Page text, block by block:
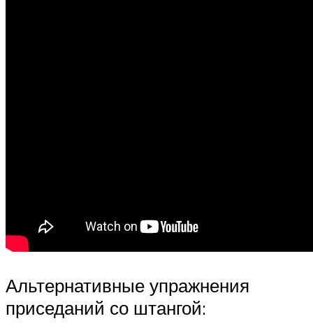
Альтернативные упражнения
приседаний со штангой: